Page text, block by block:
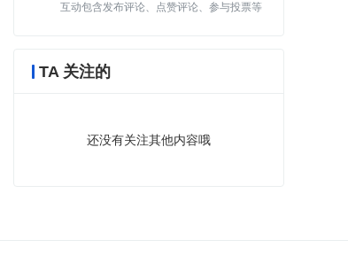
互动包含发布评论、点赞评论、参与投票等
TA 关注的
还没有关注其他内容哦